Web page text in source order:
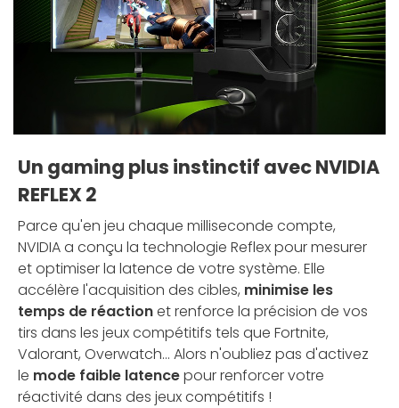
Un gaming plus instinctif avec NVIDIA
REFLEX 2
Parce qu'en jeu chaque milliseconde compte,
NVIDIA a conçu la technologie Reflex pour mesurer
et optimiser la latence de votre système. Elle
accélère l'acquisition des cibles, minimise les
temps de réactionet renforce la précision de vos
tirs dans les jeux compétitifs tels que Fortnite,
Valorant, Overwatch... Alors n'oubliez pas d'activez
le mode faible latencepour renforcer votre
réactivité dans des jeux compétitifs !